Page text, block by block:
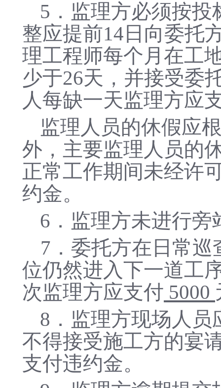
5 ． 监理方必须按
整应提前14日向委托
理工程师每个月在工
少于26天，并接受委
人每缺一天监理方应
监理人员的休假应
外，主要监理人员的
正常工作期间未经许
约金。
6 ． 监理方未进行旁
7．委托方在日常
位仍然进入下一道工
次监理方应支付 5000
8 ． 监理方现场人
不得接受施工方的宴
支付违约金。